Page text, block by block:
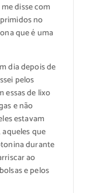
disse com
no
que é uma
dia depois de
pelos
essas de lixo
e não
estavam
que
durante
ao
e pelos